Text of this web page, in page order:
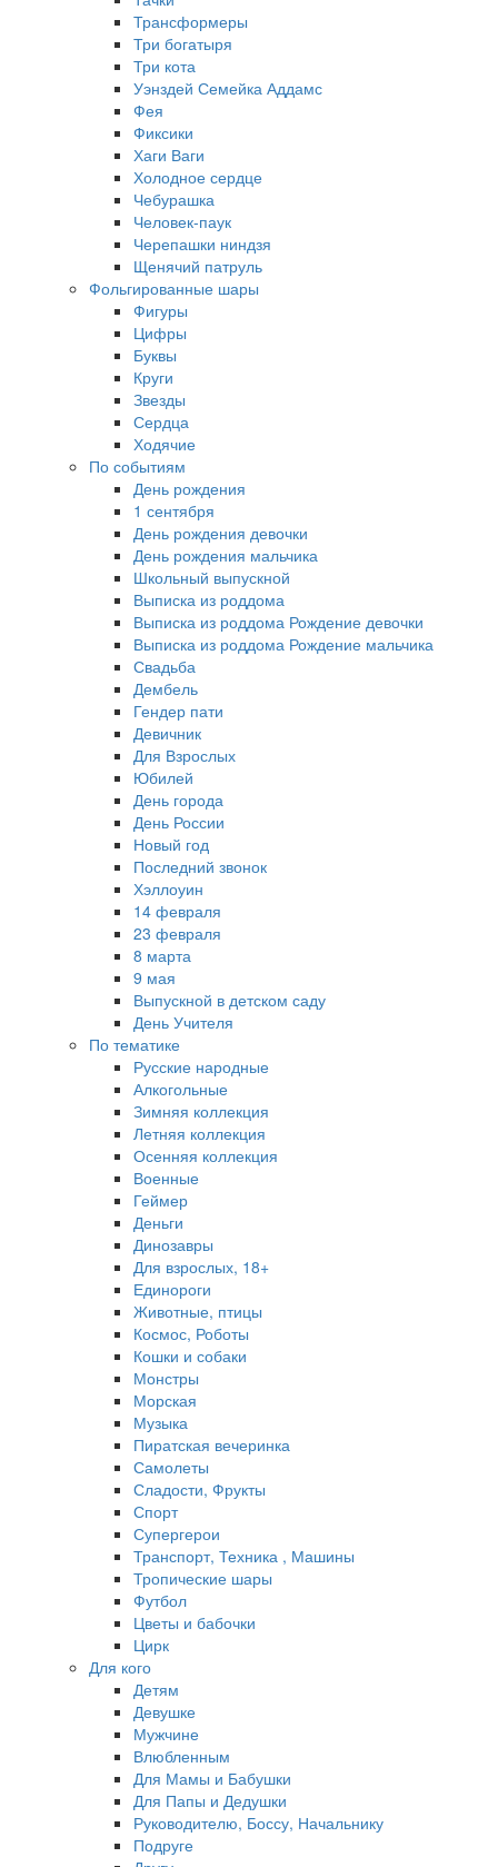
Трансформеры
Три богатыря
Три кота
Уэнздей Семейка Аддамс
Фея
Фиксики
Хаги Ваги
Холодное сердце
Чебурашка
Человек-паук
Черепашки ниндзя
Щенячий патруль
Фольгированные шары
Фигуры
Цифры
Буквы
Круги
Звезды
Сердца
Ходячие
По событиям
День рождения
1 сентября
День рождения девочки
День рождения мальчика
Школьный выпускной
Выписка из роддома
Выписка из роддома Рождение девочки
Выписка из роддома Рождение мальчика
Свадьба
Дембель
Гендер пати
Девичник
Для Взрослых
Юбилей
День города
День России
Новый год
Последний звонок
Хэллоуин
14 февраля
23 февраля
8 марта
9 мая
Выпускной в детском саду
День Учителя
По тематике
Русские народные
Алкогольные
Зимняя коллекция
Летняя коллекция
Осенняя коллекция
Военные
Геймер
Деньги
Динозавры
Для взрослых, 18+
Единороги
Животные, птицы
Космос, Роботы
Кошки и собаки
Монстры
Морская
Музыка
Пиратская вечеринка
Самолеты
Сладости, Фрукты
Спорт
Супергерои
Транспорт, Техника , Машины
Тропические шары
Футбол
Цветы и бабочки
Цирк
Для кого
Детям
Девушке
Мужчине
Влюбленным
Для Мамы и Бабушки
Для Папы и Дедушки
Руководителю, Боссу, Начальнику
Подруге